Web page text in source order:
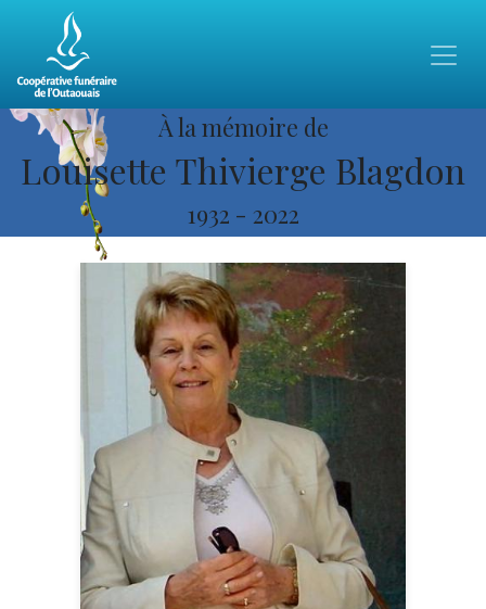
À la mémoire de
Louisette Thivierge Blagdon
1932 - 2022